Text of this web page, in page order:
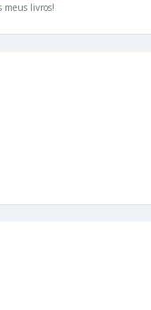
meus livros!